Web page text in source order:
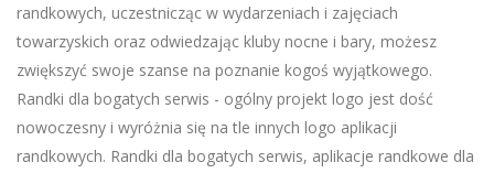
randkowych, uczestnicząc w wydarzeniach i zajęciach
towarzyskich oraz odwiedzając kluby nocne i bary, możesz
zwiększyć swoje szanse na poznanie kogoś wyjątkowego.
Randki dla bogatych serwis - ogólny projekt logo jest dość
nowoczesny i wyróżnia się na tle innych logo aplikacji
randkowych. Randki dla bogatych serwis, aplikacje randkowe dla